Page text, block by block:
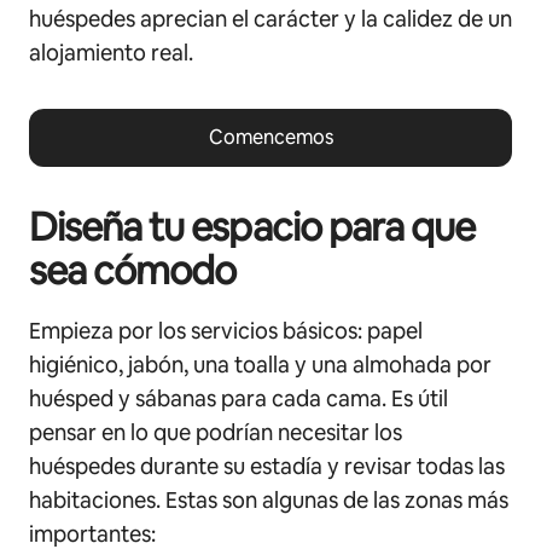
huéspedes aprecian el carácter y la calidez de un
alojamiento real.
Comencemos
Diseña tu espacio para que
sea cómodo
Empieza por los servicios básicos: papel
higiénico, jabón, una toalla y una almohada por
huésped y sábanas para cada cama. Es útil
pensar en lo que podrían necesitar los
huéspedes durante su estadía y revisar todas las
habitaciones. Estas son algunas de las zonas más
importantes: